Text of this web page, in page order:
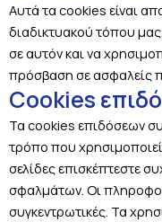
Αυτά τα cookies είναι
διαδικτυακού τόπου
σε αυτόν και να
πρόσβαση σε ασφαλείς
Cookies
Τα cookies επιδόσεων
τρόπο που
σελίδες επισκέπτεστε
σφαλμάτων. Οι
συγκεντρωτικές. Τα